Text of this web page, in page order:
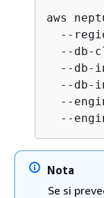
aws
--
--db-
--db-
--db-
--
--
Nota
Se si